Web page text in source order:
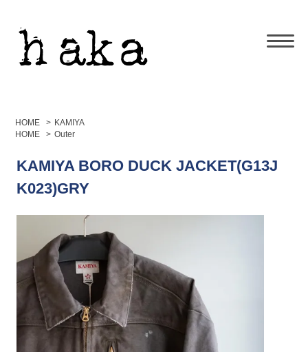
HOME > KAMIYA
HOME
> Outer
KAMIYA BORO DUCK JACKET(G13J
K023)GRY